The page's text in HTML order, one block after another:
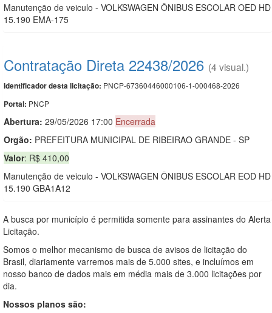
Manutenção de veiculo - VOLKSWAGEN ÔNIBUS ESCOLAR OED HD
15.190 EMA-175
Contratação Direta 22438/2026 (4 visual.)
Identificador desta licitação: PNCP-67360446000106-1-000468-2026
Portal: PNCP
Abertura: 29/05/2026 17:00 Encerrada
Orgão: PREFEITURA MUNICIPAL DE RIBEIRAO GRANDE - SP
Valor: R$ 410,00
Manutenção de veiculo - VOLKSWAGEN ÔNIBUS ESCOLAR EOD HD
15.190 GBA1A12
A busca por município é permitida somente para assinantes do Alerta
Licitação.
Somos o melhor mecanismo de busca de avisos de licitação do
Brasil, diariamente varremos mais de 5.000 sites, e incluímos em
nosso banco de dados mais em média mais de 3.000 licitações por
dia.
Nossos planos são: